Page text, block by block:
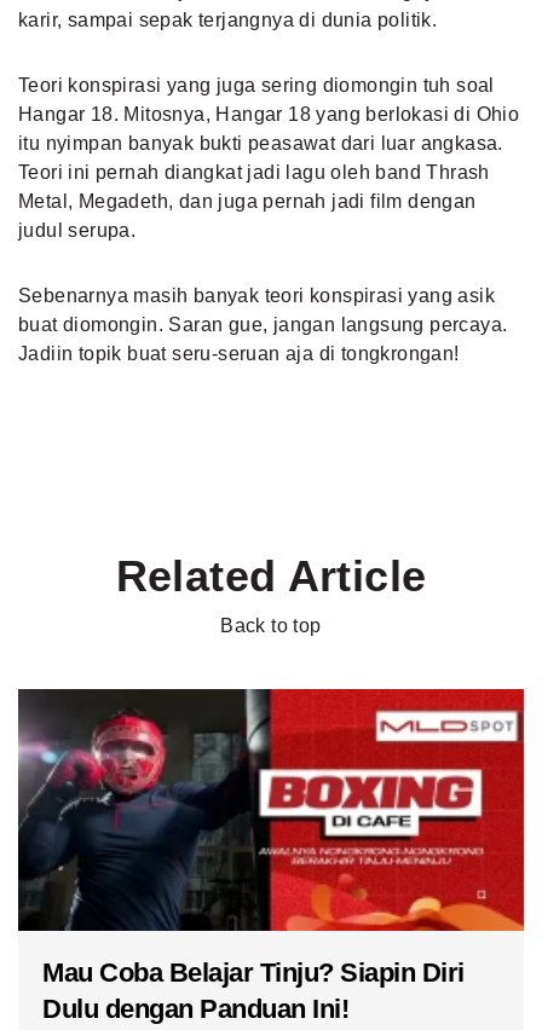
karir, sampai sepak terjangnya di dunia politik.
Teori konspirasi yang juga sering diomongin tuh soal
Hangar 18. Mitosnya, Hangar 18 yang berlokasi di Ohio
itu nyimpan banyak bukti peasawat dari luar angkasa.
Teori ini pernah diangkat jadi lagu oleh band Thrash
Metal, Megadeth, dan juga pernah jadi film dengan
judul serupa.
Sebenarnya masih banyak teori konspirasi yang asik
buat diomongin. Saran gue, jangan langsung percaya.
Jadiin topik buat seru-seruan aja di tongkrongan!
Related Article
Back to top
Mau Coba Belajar Tinju? Siapin Diri
Dulu dengan Panduan Ini!